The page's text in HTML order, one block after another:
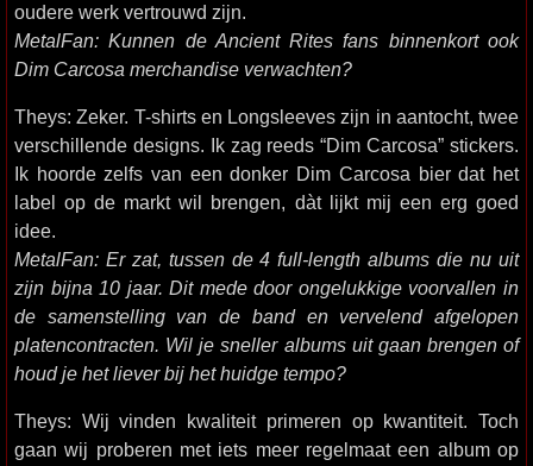
oudere werk vertrouwd zijn.
MetalFan: Kunnen de Ancient Rites fans binnenkort ook
Dim Carcosa merchandise verwachten?
Theys: Zeker. T-shirts en Longsleeves zijn in aantocht, twee
verschillende designs. Ik zag reeds “Dim Carcosa” stickers.
Ik hoorde zelfs van een donker Dim Carcosa bier dat het
label op de markt wil brengen, dàt lijkt mij een erg goed
idee.
MetalFan: Er zat, tussen de 4 full-length albums die nu uit
zijn bijna 10 jaar. Dit mede door ongelukkige voorvallen in
de samenstelling van de band en vervelend afgelopen
platencontracten. Wil je sneller albums uit gaan brengen of
houd je het liever bij het huidge tempo?
Theys: Wij vinden kwaliteit primeren op kwantiteit. Toch
gaan wij proberen met iets meer regelmaat een album op